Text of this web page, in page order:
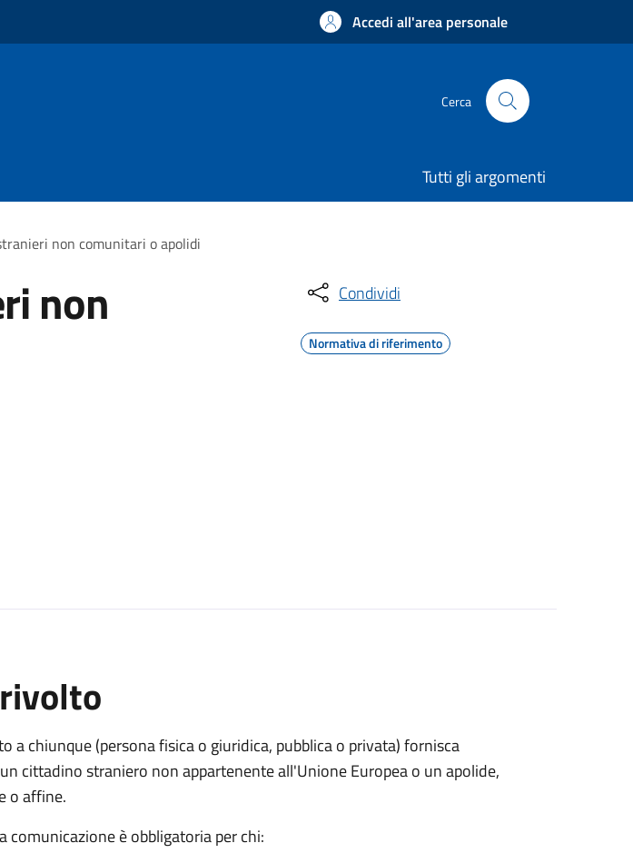
Accedi all'area personale
Cerca
Tutti gli argomenti
non comunitari o apolidi
non Condividi
Normativa di riferimento
a chiunque (persona fisica o giuridica, pubblica o privata) fornisca
cittadino straniero non appartenente all'Unione Europea o un apolide,
o affine.
comunicazione è obbligatoria per chi: